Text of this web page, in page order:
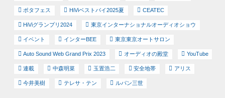
ポタフェス HiViベストバイ2025夏 CEATEC
HiViグランプリ2024 東京インターナショナルオーディオショウ
イベント インターBEE 東京東京オートサロン
Auto Sound Web Grand Prix 2023 オーディオの殿堂 YouTube
連載 中森明菜 玉置浩二 安全地帯 アリス
今井美樹 テレサ・テン ルパン三世